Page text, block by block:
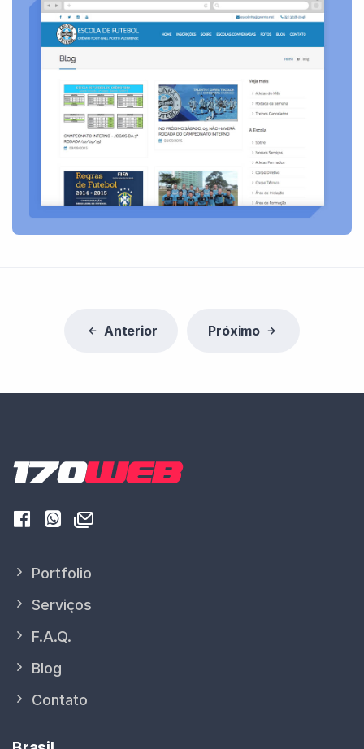
Anterior Próximo
Portfolio
Serviços
F.A.Q.
Blog
Contato